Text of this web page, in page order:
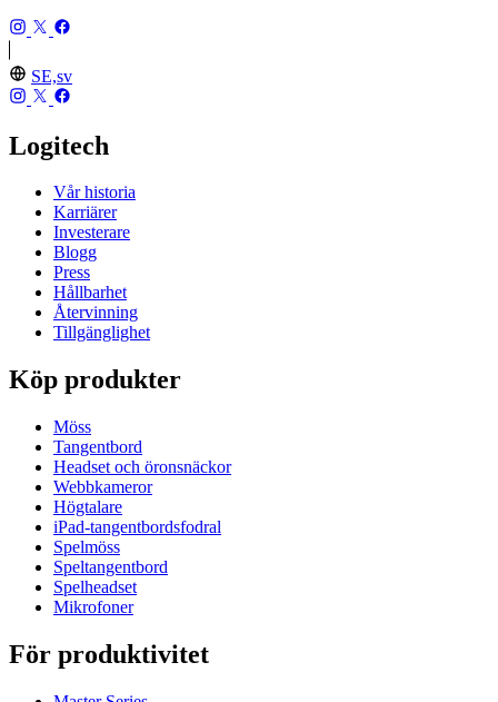
SE,sv
Logitech
Vår historia
Karriärer
Investerare
Blogg
Press
Hållbarhet
Återvinning
Tillgänglighet
Köp produkter
Möss
Tangentbord
Headset och öronsnäckor
Webbkameror
Högtalare
iPad-tangentbordsfodral
Spelmöss
Speltangentbord
Spelheadset
Mikrofoner
För produktivitet